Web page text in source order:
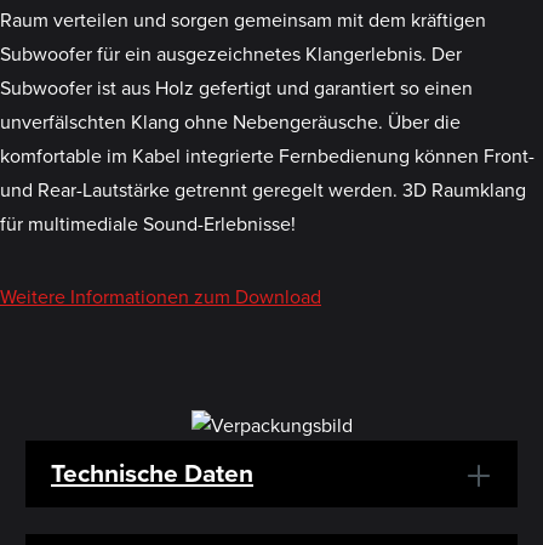
Raum verteilen und sorgen gemeinsam mit dem kräftigen
Subwoofer für ein ausgezeichnetes Klangerlebnis. Der
Subwoofer ist aus Holz gefertigt und garantiert so einen
unverfälschten Klang ohne Nebengeräusche. Über die
komfortable im Kabel integrierte Fernbedienung können Front-
und Rear-Lautstärke getrennt geregelt werden. 3D Raumklang
für multimediale Sound-Erlebnisse!
Weitere Informationen zum Download
Technische Daten